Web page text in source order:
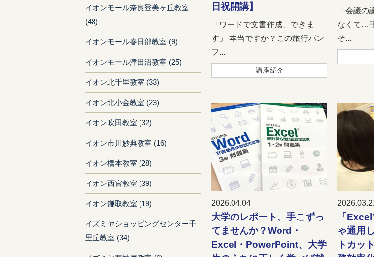
日祝開講】
「ワードで文書作成、できま
す」 本当ですか？この旅行パン
フ...
講座紹介
「会議
なくて…
そ...
2026.04.04
大学のレポート、手こずっ
てませんか？Word・
Excel・PowerPoint、大学
「
ゃ通用
トカッ
イオンモール奈良登美ヶ丘教室
(48)
イオンモール春日部教室 (9)
イオンモール津田沼教室 (25)
イオン北千里教室 (33)
イオン北小金教室 (23)
イオン吹田教室 (32)
イオン市川妙典教室 (16)
イオン橋本教室 (28)
イオン西宮教室 (39)
イオン鎌取教室 (19)
イズミヤショッピングセンター千
里丘教室 (34)